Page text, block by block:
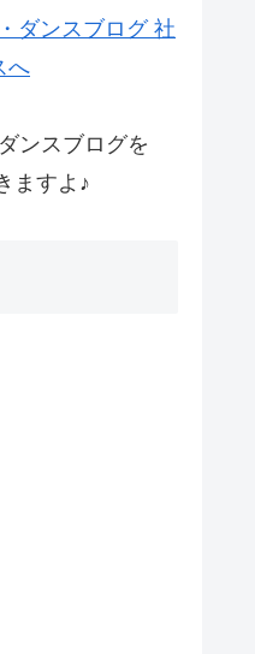
ンスブログを
ますよ♪